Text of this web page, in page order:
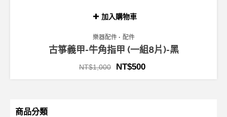
加入購物車
樂器配件 配件
古箏義甲-牛角指甲 (一組8片)-黑
NT$1,000 NT$500
商品分類